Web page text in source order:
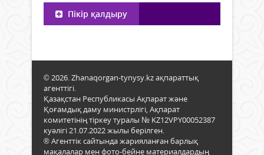
Пікір қалдыру
© 2026. Zhanaqorgan-tynysy.kz ақпараттық
агенттігі.
Қазақстан Республикасы Ақпарат және
Қоғамдық даму министрлігі, Ақпарат
комитетінің тіркеу туралы № KZ12VPY00052387
куәлігі 21.07.2022 жылы берілген.
® Агенттік сайтында жарияланған барлық
мақалалар мен фото-бейне материалдардың